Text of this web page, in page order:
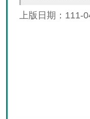
上版日期：111-